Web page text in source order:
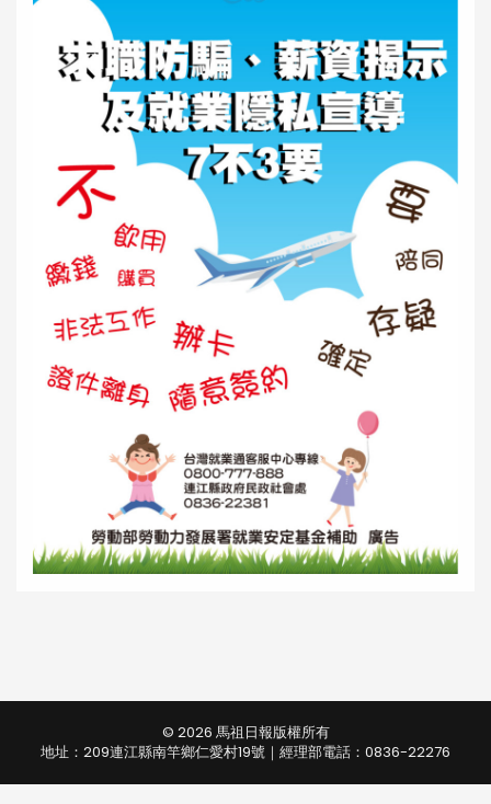
© 2026 馬祖日報版權所有
地址：209連江縣南竿鄉仁愛村19號｜經理部電話：0836-22276